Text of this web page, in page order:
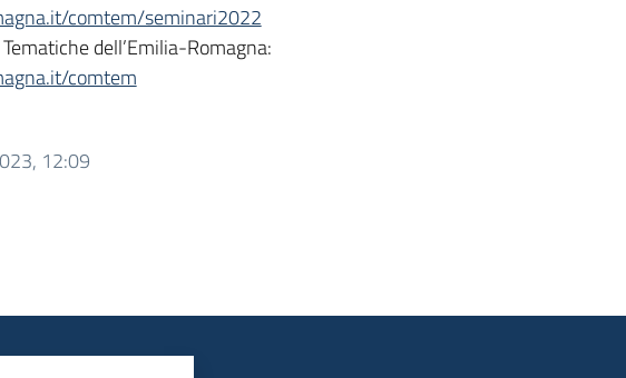
comtem/seminari2022
dell’Emilia-Romagna:
comtem
12:09